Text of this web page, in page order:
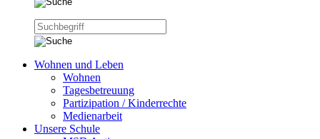
Wohnen und Leben
Wohnen
Tagesbetreuung
Partizipation / Kinderrechte
Medienarbeit
Unsere Schule